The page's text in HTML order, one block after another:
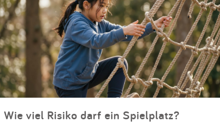
Wie viel Risiko darf ein Spielplatz?